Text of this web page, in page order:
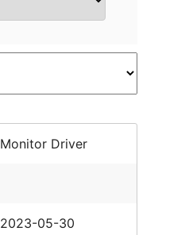
Monitor Driver
2023-05-30